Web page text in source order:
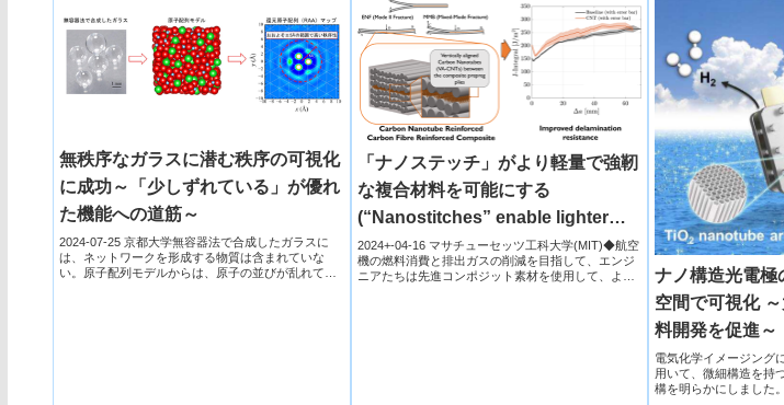
無秩序なガラスに潜む秩序の可視化
に成功～「少しずれている」が優れ
た機能への道筋～
2024-07-25 京都大学無容器法で合成したガラスに
は、ネットワークを形成する物質は含まれていな
い。原子配列モデルからは、原子の並びが乱れてい
「ナノステッチ」がより軽量で強靭
な複合材料を可能にする
(“Nanostitches” enable lighter
and tougher composite materials)
2024+-04-16 マサチューセッツ工科大学(MIT)◆航空
機の燃料消費と排出ガスの削減を目指して、エンジ
ニアたちは先進コンポジット素材を使用して、より
ナノ構造光電極
空間で可視化
料開発を促進～
電気化学イメージング
用いて、微細構造を持
構を明らかにしました